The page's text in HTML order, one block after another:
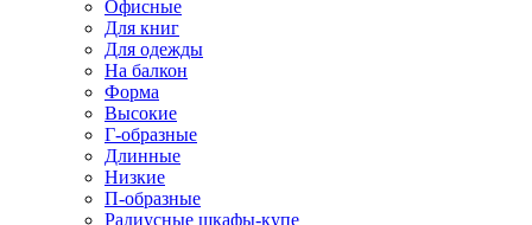
Офисные
Для книг
Для одежды
На балкон
Форма
Высокие
Г-образные
Длинные
Низкие
П-образные
Радиусные шкафы-купе